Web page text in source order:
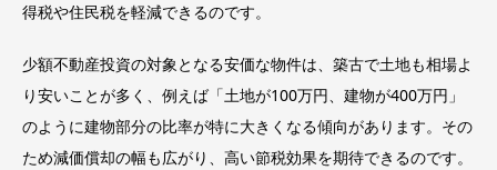
得税や住民税を軽減できるのです。
少額不動産投資の対象となる安価な物件は、築古で土地も相場よ
り安いことが多く、例えば「土地が100万円、建物が400万円」
のように建物部分の比率が特に大きくなる傾向があります。その
ため減価償却の幅も広がり、高い節税効果を期待できるのです。